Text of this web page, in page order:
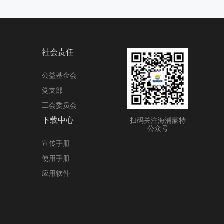
社会责任
公益基金会
党支部
工会委员会
下载中心
宣传手册
使用手册
应用软件
扫码关注海浦蒙特
公众号